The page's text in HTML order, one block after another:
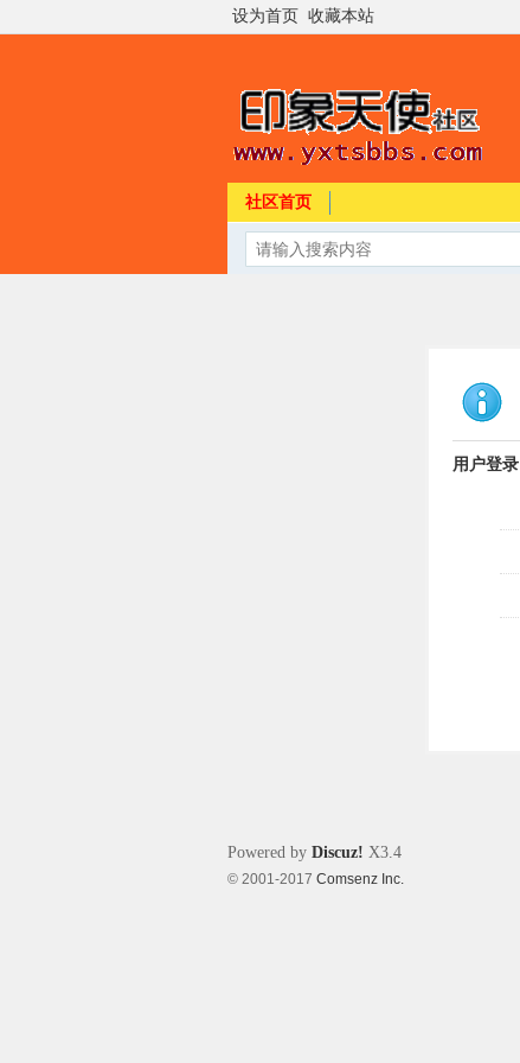
设为首页 收藏本站
社区首页
用户登录
Powered by Discuz! X3.4
© 2001-2017 Comsenz Inc.